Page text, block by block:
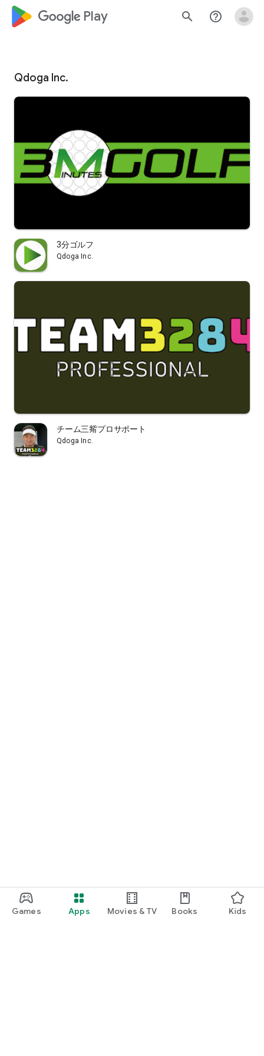
Games Apps Movies & TV Books Kids
google_logo Play search help_outline
Qdoga Inc.
3分ゴルフ
Qdoga Inc.
チーム三觜プロサポート
Qdoga Inc.